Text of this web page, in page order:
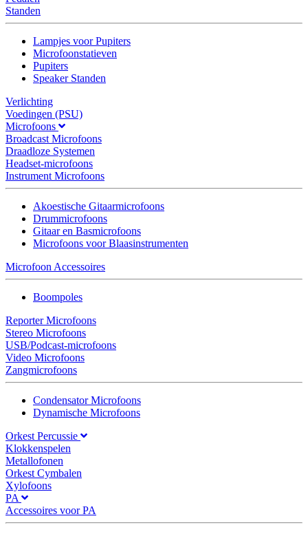
Standen
Lampjes voor Pupiters
Microfoonstatieven
Pupiters
Speaker Standen
Verlichting
Voedingen (PSU)
Microfoons
Broadcast Microfoons
Draadloze Systemen
Headset-microfoons
Instrument Microfoons
Akoestische Gitaarmicrofoons
Drummicrofoons
Gitaar en Basmicrofoons
Microfoons voor Blaasinstrumenten
Microfoon Accessoires
Boompoles
Reporter Microfoons
Stereo Microfoons
USB/Podcast-microfoons
Video Microfoons
Zangmicrofoons
Condensator Microfoons
Dynamische Microfoons
Orkest Percussie
Klokkenspelen
Metallofonen
Orkest Cymbalen
Xylofoons
PA
Accessoires voor PA